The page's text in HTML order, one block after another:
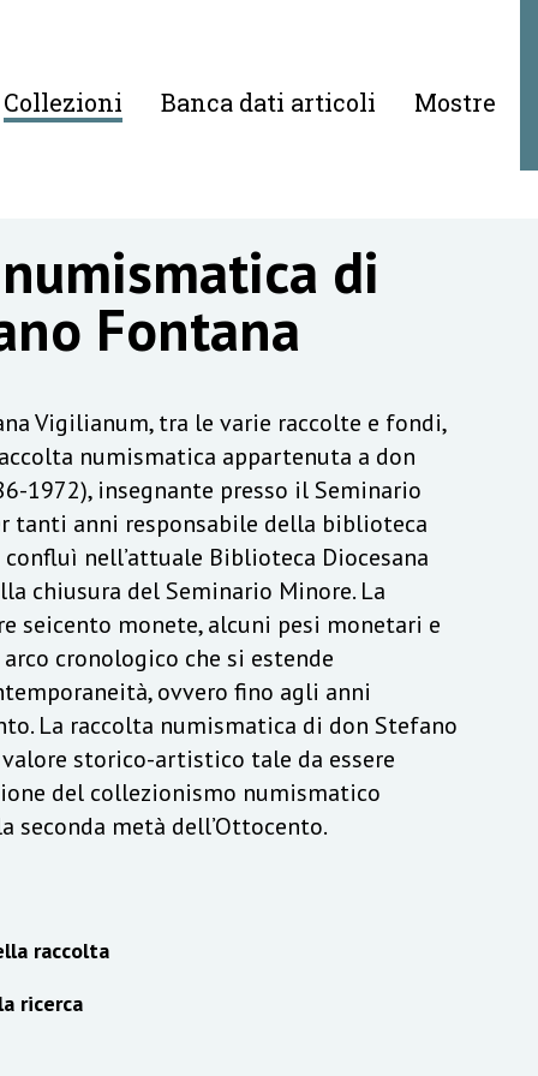
Collezioni Banca dati articoli Mostre
di
Fontana
Vigilianum, tra le varie raccolte e fondi,
numismatica appartenuta a don
1972), insegnante presso il Seminario
tanti anni responsabile della biblioteca
nell’attuale Biblioteca Diocesana
chiusura del Seminario Minore. La
seicento monete, alcuni pesi monetari e
cronologico che si estende
ovvero fino agli anni
La raccolta numismatica di don Stefano
storico-artistico tale da essere
del collezionismo numismatico
seconda metà dell’Ottocento.
raccolta
ricerca